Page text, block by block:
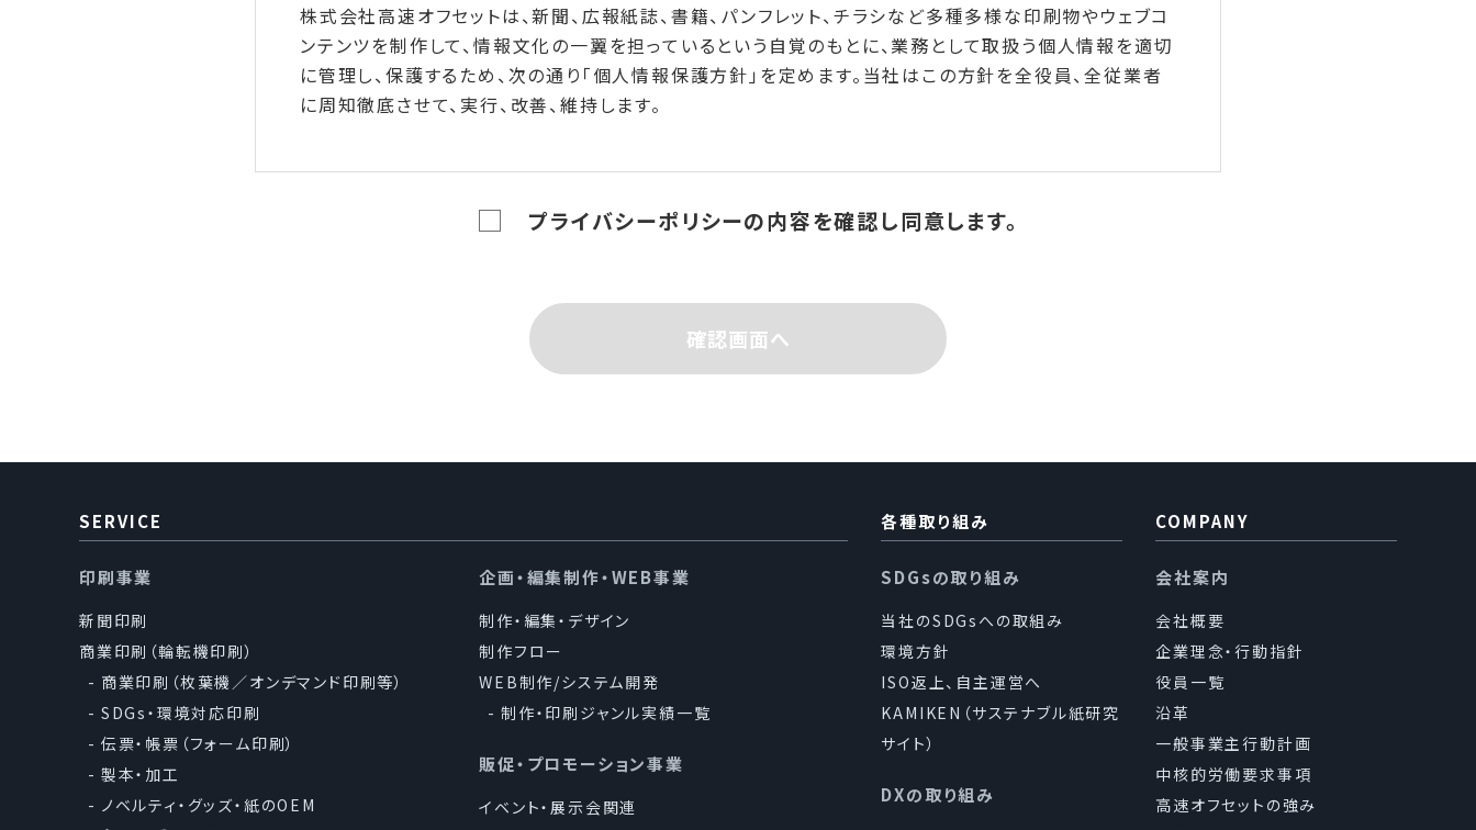
株式会社高速オフセットは、新聞、広報紙誌、書籍、パンフレット、チラシなど多種多様な印刷物やウェブコ
ンテンツを制作して、情報文化の一翼を担っているという自覚のもとに、業務として取扱う個人情報を適切
に管理し、保護するため、次の通り「個人情報保護方針」を定めます。当社はこの方針を全役員、全従業者
に周知徹底させて、実行、改善、維持します。
当社は、適法かつ公正な手段によって個人情報を取得します。
1.当社は、事業の内容及び規模を考慮し、個人情報を取得の際に示した利用目的の範囲内で、業務
の遂行に必要な限りにおいて利用し、目的の達成に必要な範囲を超えた個人情報の取扱い（目
3.個人情報の第三者提供について
当社は、法令に定める場合を除き、個人情報を、事前に本人の同意を得ることなく、第三者に提供し
当社は、確実な個人情報保護の実現のため、個人情報の取扱いに関する法令、国が定める指針その
他の規範を順守します。
プライバシーポリシーの内容を確認し同意します。
確認画面へ
SERVICE
印刷事業
新聞印刷
商業印刷（輪転機印刷）
商業印刷（枚葉機／オンデマンド印刷等）
SDGs・環境対応印刷
伝票・帳票（フォーム印刷）
製本・加工
ノベルティ・グッズ・紙のOEM
企画・編集制作・WEB事業
制作・編集・デザイン
制作フロー
WEB制作/システム開発
制作・印刷ジャンル実績一覧
販促・プロモーション事業
イベント・展示会関連
各種取り組み
SDGsの取り組み
当社のSDGsへの取組み
環境方針
ISO返上、自主運営へ
KAMIKEN（サステナブル紙研究
サイト）
DXの取り組み
COMPANY
会社案内
会社概要
企業理念・行動指針
役員一覧
沿革
一般事業主行動計画
中核的労働要求事項
高速オフセットの強み